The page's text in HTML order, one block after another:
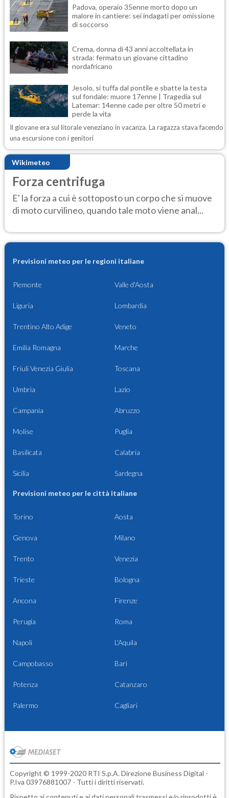
Padova, operaio 35enne morto dopo un
malore in cantiere: sei indagati per omissione
di soccorso
Crema, donna di 43 anni accoltellata in
strada: fermato un giovane cittadino
nordafricano
Jesolo, si tuffa dal pontile e sbatte la testa
sul fondale: muore 17enne | Tragedia sul
Latemar: 14enne cade per oltre 50 metri e
perde la vita
Il giovane era sul litorale veneziano in vacanza. La ragazza stava facendo
una escursione con i genitori
Wikimeteo
Forza centrifuga
E' la forza a cui è sottoposto un corpo che si muove
di moto curvilineo, quando tale moto viene anal...
Previsioni meteo per le regioni italiane
Piemonte Valle d'Aosta
Liguria Lombardia
Trentino Alto Adige Veneto
Emilia Romagna Marche
Friuli Venezia Giulia Toscana
Umbria Lazio
Campania Abruzzo
Molise Puglia
Basilicata Calabria
Sicilia Sardegna
Previsioni meteo per le città italiane
Torino Aosta
Genova Milano
Trento Venezia
Trieste Bologna
Ancona Firenze
Perugia Roma
Napoli L'Aquila
Campobasso Bari
Potenza Catanzaro
Palermo Cagliari
Copyright © 1999-2020 RTI S.p.A. Direzione Business Digital -
P.Iva 03976881007 - Tutti i diritti riservati.